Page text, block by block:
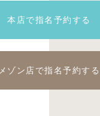
本店で指名予約する
メゾン店で指名予約する